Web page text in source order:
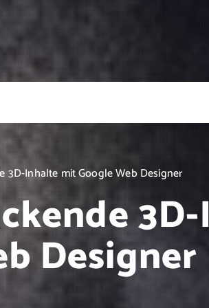
3D-Inhalte mit Google Web Designer
Designer